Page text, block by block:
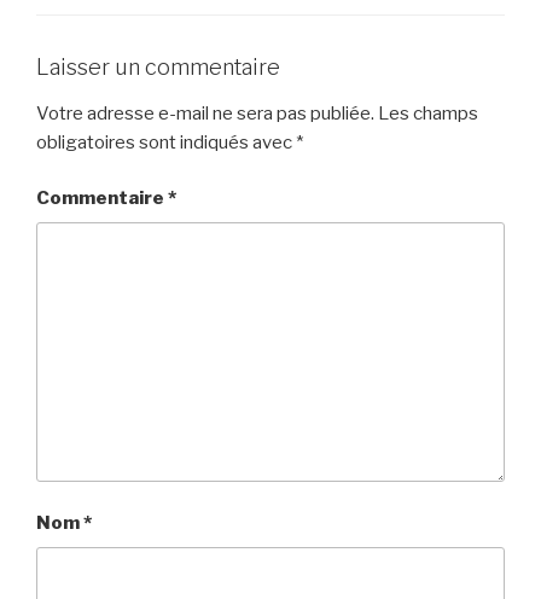
Laisser un commentaire
Votre adresse e-mail ne sera pas publiée. Les champs
obligatoires sont indiqués avec *
Commentaire *
Nom*